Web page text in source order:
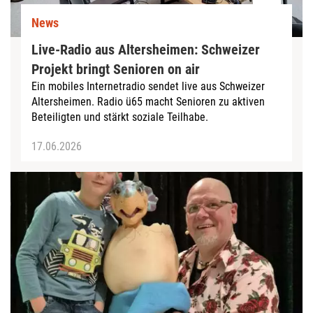
News
Live-Radio aus Altersheimen: Schweizer
Projekt bringt Senioren on air
Ein mobiles Internetradio sendet live aus Schweizer
Altersheimen. Radio ü65 macht Senioren zu aktiven
Beteiligten und stärkt soziale Teilhabe.
17.06.2026